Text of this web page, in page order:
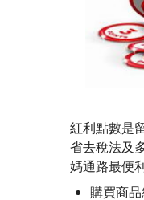
紅利點數是
省去稅法及
媽通路最便
購買商